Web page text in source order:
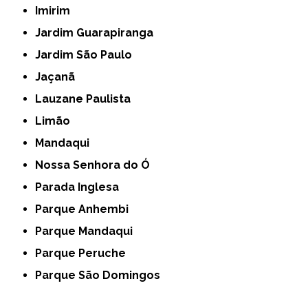
Imirim
Jardim Guarapiranga
Jardim São Paulo
Jaçanã
Lauzane Paulista
Limão
Mandaqui
Nossa Senhora do Ó
Parada Inglesa
Parque Anhembi
Parque Mandaqui
Parque Peruche
Parque São Domingos